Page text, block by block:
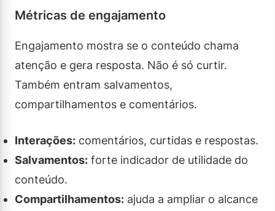
Métricas de engajamento
Engajamento mostra se o conteúdo chama
atenção e gera resposta. Não é só curtir.
Também entram salvamentos,
compartilhamentos e comentários.
Interações: comentários, curtidas e respostas.
Salvamentos: forte indicador de utilidade do
conteúdo.
Compartilhamentos: ajuda a ampliar o alcance